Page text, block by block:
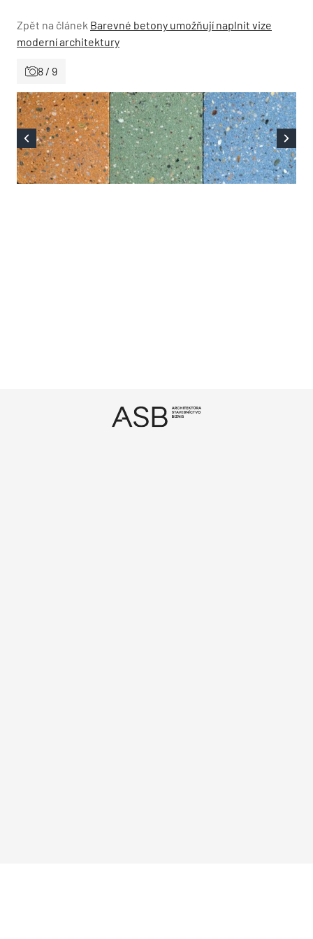
Zpět na článek Barevné betony umožňují naplnit vize
moderní architektury
8 / 9